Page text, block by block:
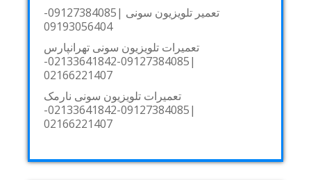
تعمیر تلویزیون سونی |09127384085-
09193056404
تعمیرات تلویزیون سونی تهرانپارس
|09127384085-02133641842-
02166221407
تعمیرات تلویزیون سونی نارمک
|09127384085-02133641842-
02166221407